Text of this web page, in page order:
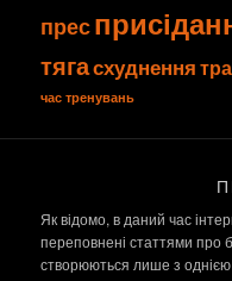
прес
тягасхуднення
час тренувань
Як відомо, в даний час
переповнені статтями про
створюються лише з